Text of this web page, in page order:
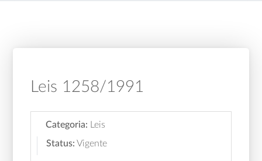
Leis 1258/1991
Categoria:
Leis
Status: Vigente